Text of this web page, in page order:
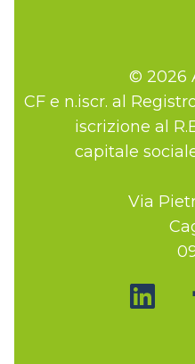
© 2026
CF e n.iscr. al
iscrizione al
capitale
Via